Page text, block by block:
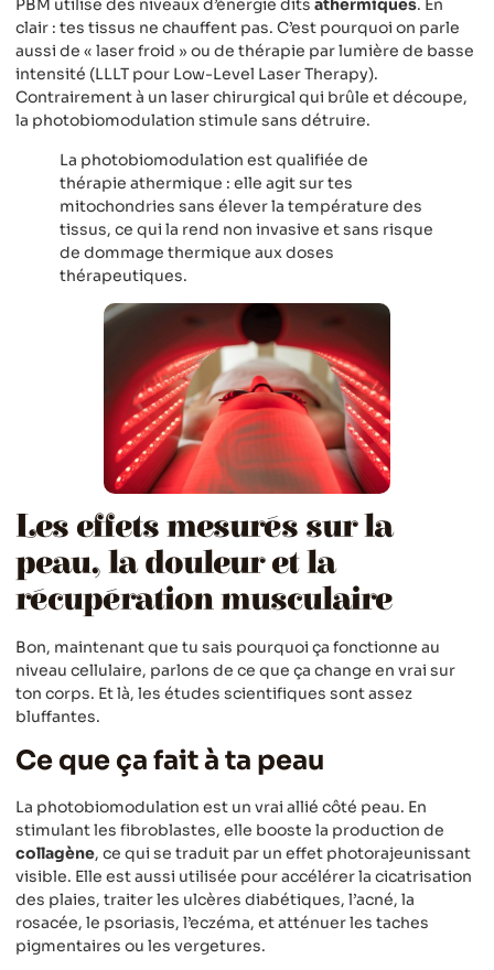
PBM utilise des niveaux d’énergie dits athermiques. En
clair : tes tissus ne chauffent pas. C’est pourquoi on parle
aussi de « laser froid » ou de thérapie par lumière de basse
intensité (LLLT pour Low-Level Laser Therapy).
Contrairement à un laser chirurgical qui brûle et découpe,
la photobiomodulation stimule sans détruire.
La photobiomodulation est qualifiée de
thérapie athermique : elle agit sur tes
mitochondries sans élever la température des
tissus, ce qui la rend non invasive et sans risque
de dommage thermique aux doses
thérapeutiques.
Les effets mesurés sur la
peau, la douleur et la
récupération musculaire
Bon, maintenant que tu sais pourquoi ça fonctionne au
niveau cellulaire, parlons de ce que ça change en vrai sur
ton corps. Et là, les études scientifiques sont assez
bluffantes.
Ce que ça fait à ta peau
La photobiomodulation est un vrai allié côté peau. En
stimulant les fibroblastes, elle booste la production de
collagène, ce qui se traduit par un effet photorajeunissant
visible. Elle est aussi utilisée pour accélérer la cicatrisation
des plaies, traiter les ulcères diabétiques, l’acné, la
rosacée, le psoriasis, l’eczéma, et atténuer les taches
pigmentaires ou les vergetures.